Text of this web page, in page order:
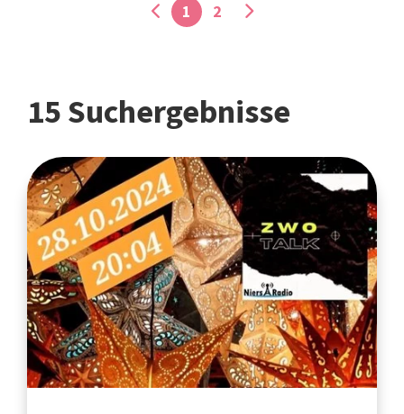
1 2
15 Suchergebnisse